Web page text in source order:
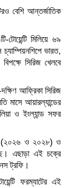
বেশি আন্তর্জাতিক
টোয়েন্টি মিলিয়ে ৬৯
ভারত,
সিরিজ খেলবে
আফ্রিকা সিরিজ
মাসে আয়ারল্যান্ডের
ও ইংল্যান্ড সফর
(২০২৬ ও ২০২৮) ও
এছাড়া এই চক্রে
ট্রফি।
ফরম্যাটের এই